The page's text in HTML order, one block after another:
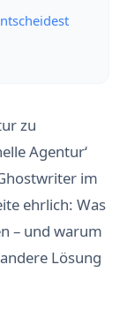
zu
Agentur‘
im
ehrlich: Was
– und warum
Lösung